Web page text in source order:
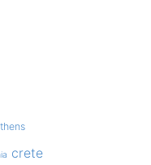
crete